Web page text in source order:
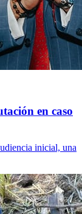
en caso
inicial, una